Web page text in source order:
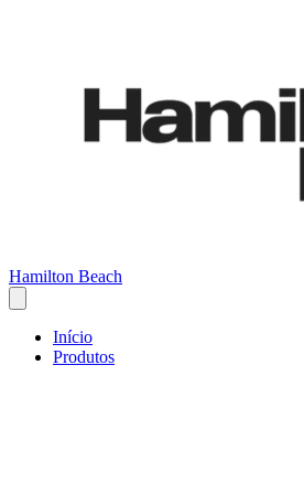
Hamilton Beach
Início
Produtos